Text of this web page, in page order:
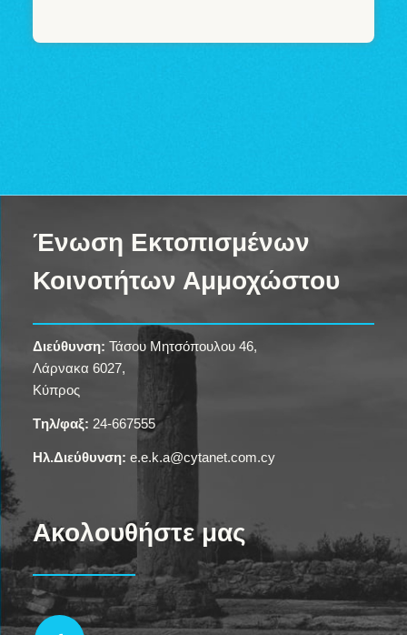
Ένωση Εκτοπισμένων
Κοινοτήτων Αμμοχώστου
Διεύθυνση: Τάσου Μητσόπουλου 46,
Λάρνακα 6027,
Κύπρος
Tηλ/φαξ: 24-667555
Ηλ.Διεύθυνση: e.e.k.a@cytanet.com.cy
Ακολουθήστε μας